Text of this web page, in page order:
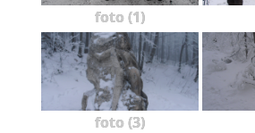
foto (1)
foto (3)